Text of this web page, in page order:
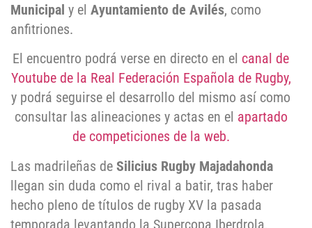
Municipal y el Ayuntamiento de Avilés, como
anfitriones.
El encuentro podrá verse en directo en el canal de
Youtube de la Real Federación Española de Rugby,
y podrá seguirse el desarrollo del mismo así como
consultar las alineaciones y actas en el apartado
de competiciones de la web.
Las madrileñas de Silicius Rugby Majadahonda
llegan sin duda como el rival a batir, tras haber
hecho pleno de títulos de rugby XV la pasada
temporada levantando la Supercopa Iberdrola,